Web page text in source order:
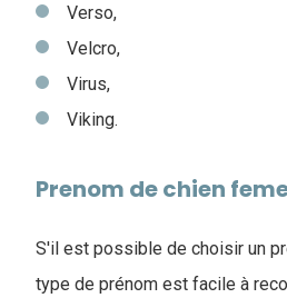
Verso,
Velcro,
Virus,
Viking.
Prenom de chien
S'il est possible de choisir un
type de prénom est facile à